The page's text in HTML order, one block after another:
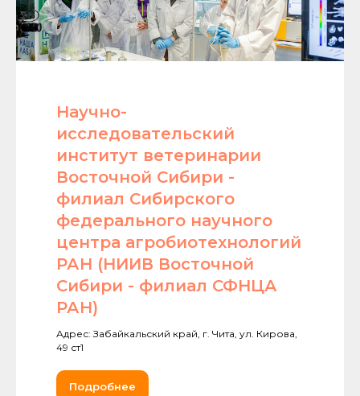
Научно-
исследовательский
институт ветеринарии
Восточной Сибири -
филиал Сибирского
федерального научного
центра агробиотехнологий
РАН (НИИВ Восточной
Сибири - филиал СФНЦА
РАН)
Адрес: Забайкальский край, г. Чита, ул. Кирова,
49 ст1
Подробнее